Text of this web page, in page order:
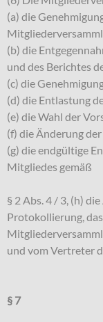
(a) die
(b) die
und des Berichtes
(c) die
(d) die Entlastung
(e) die Wahl der
(f) die Änderung der
(g) die endgültige
Mitgliedes gemäß
§ 2 Abs. 4 / 3, (h)
Protokollierung,
und vom Vertreter
§ 7